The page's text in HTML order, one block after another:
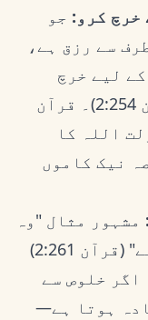
خرچ کرو: جو
سے رزق ہے،
لیے خرچ
کرنے کی ترغیب دی گئی ہے (قرآن 2:254)۔ قرآن
اللہ کا
نیک کاموں
مشہور مثال "وہ
دانہ جو سات سو دانے نکالتا ہے" (قرآن 2:261)
اگر خلوص سے
ہوتا ہے—